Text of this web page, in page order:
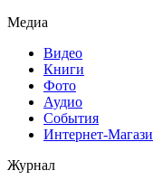
Медиа
Видео
Книги
Фото
Аудио
События
Интернет-
Журнал